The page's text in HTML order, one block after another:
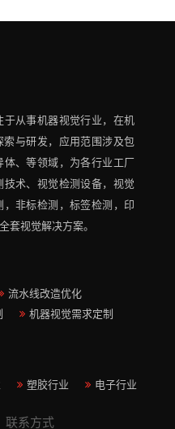
从事机器视觉行业，在机
与研发​，应用范围涉及包
、等领域，为各行业工厂
术、视觉检测设备，视觉
非标检测，标签检测，印
套视觉解决方案​。
流水线改造优化
机器视觉需求定制
塑胶行业
电子行业
联系方式